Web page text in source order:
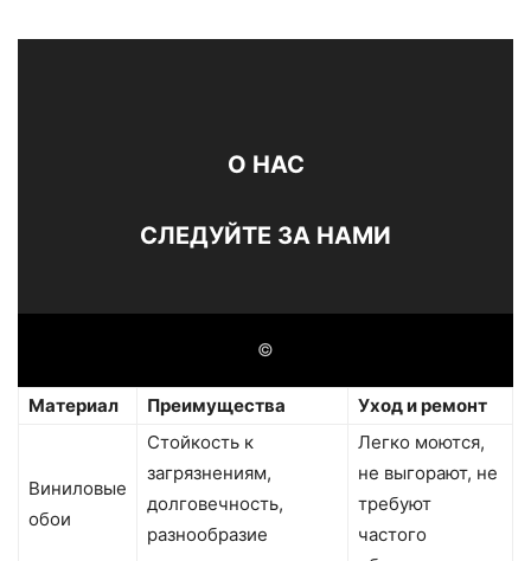
О НАС
СЛЕДУЙТЕ ЗА НАМИ
©
Материал Преимущества Уход и ремонт
Виниловые
обои
Стойкость к
загрязнениям,
долговечность,
разнообразие
Легко моются,
не выгорают, не
требуют
частого